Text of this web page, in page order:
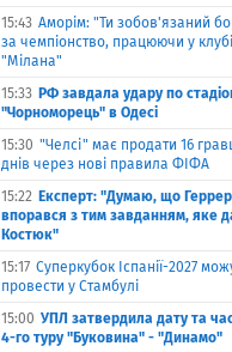
15:43 Аморім: "Ти зобов'язаний
за чемпіонство, працюючи у
"Мілана"
15:33 РФ завдала удару по
"Чорноморець" в Одесі
15:30 "Челсі" має продати 16
днів через нові правила ФІФА
15:22 Експерт: "Думаю, що
впорався з тим завданням, яке
Костюк"
15:17 Суперкубок Іспанії-2027
провести у Стамбулі
15:00 УПЛ затвердила дату та
4-го туру "Буковина" - "Динамо"